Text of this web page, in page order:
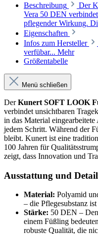
Beschreibung
Der
Vera 50 DEN
pflegender Wirkung.
Eigenschaften
Infos zum Hersteller
verfübar... Mehr
Größentabelle
Menü schließen
DerKunert SOFT LOOK
verbindet unsichtbaren
in das Material
jedem Schritt. Während der
bleibt. Kunert ist eine
100 Jahren für
zeigt, dass Innovation und
Ausstattung und
Material: Polyamid
– die Pflegesubstanz
Stärke: 50 DEN –
einem Füßling
robuste Qualität, die